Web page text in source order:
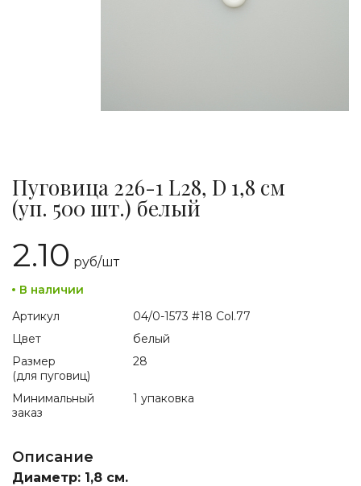
Пуговица 226-1 L28, D 1,8 см
(уп. 500 шт.) белый
2.10 руб/шт
В наличии
Артикул
04/0-1573 #18 Col.77
Цвет
белый
Размер
(для пуговиц)
28
Минимальный
заказ
1 упаковка
Описание
Диаметр: 1,8 см.